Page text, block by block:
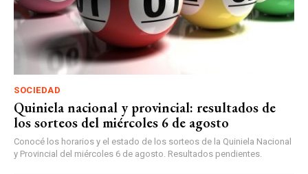
SOCIEDAD
Quiniela nacional y provincial: resultados de
los sorteos del miércoles 6 de agosto
Conocé los horarios y el estado de los sorteos de la Quiniela Nacional
y Provincial del miércoles 6 de agosto. Resultados pendientes.